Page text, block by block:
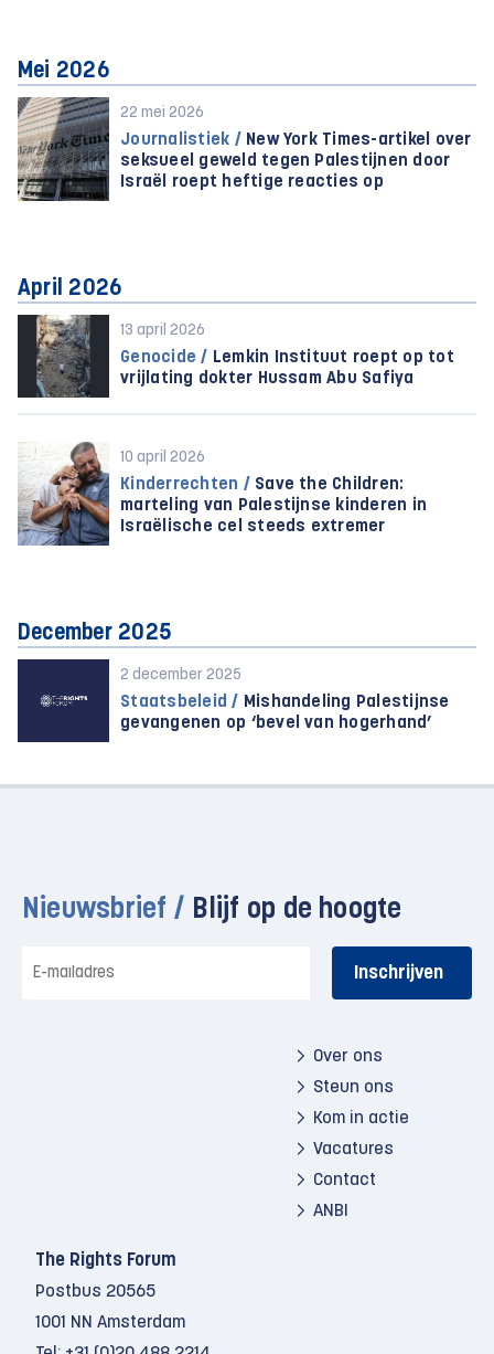
Mei 2026
22 mei 2026
Journalistiek / New York Times-artikel over
seksueel geweld tegen Palestijnen door
Israël roept heftige reacties op
April 2026
13 april 2026
Genocide / Lemkin Instituut roept op tot
vrijlating dokter Hussam Abu Safiya
10 april 2026
Kinderrechten / Save the Children:
marteling van Palestijnse kinderen in
Israëlische cel steeds extremer
December 2025
2 december 2025
Staatsbeleid / Mishandeling Palestijnse
gevangenen op ‘bevel van hogerhand’
Nieuwsbrief / Blijf op de hoogte
mailadres
Over ons
Steun ons
Kom in actie
Vacatures
Contact
ANBI
The Rights Forum
Postbus 20565
1001 NN Amsterdam